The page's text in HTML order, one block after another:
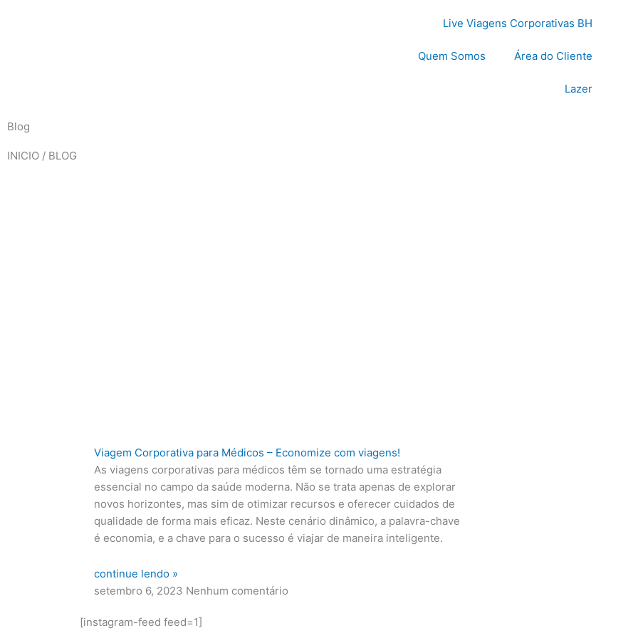
Live Viagens Corporativas BH
Quem Somos Área do Cliente
Lazer
Blog
INICIO / BLOG
Viagem Corporativa para Médicos – Economize com viagens!
As viagens corporativas para médicos têm se tornado uma estratégia
essencial no campo da saúde moderna. Não se trata apenas de explorar
novos horizontes, mas sim de otimizar recursos e oferecer cuidados de
qualidade de forma mais eficaz. Neste cenário dinâmico, a palavra-chave
é economia, e a chave para o sucesso é viajar de maneira inteligente.
continue lendo »
setembro 6, 2023 Nenhum comentário
[instagram-feed feed=1]